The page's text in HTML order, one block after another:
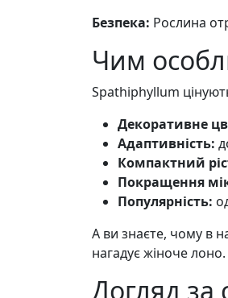
Безпека: Рослина
Чим
Spathiphyllum
Декоративне
Адаптивність:
Компактний
Покращення
Популярність:
А ви знаєте, чому в
нагадує жіноче
Догляд за